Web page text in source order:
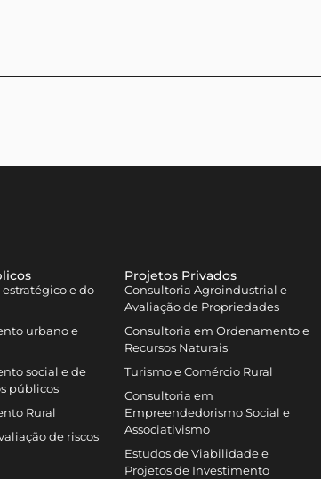
e do
urbano e
social e de
públicos
Rural
de riscos
Projetos Privados
Consultoria Agroindustrial e
Avaliação de Propriedades
Consultoria em Ordenamento e
Recursos Naturais
Turismo e Comércio Rural
Consultoria em
Empreendedorismo Social e
Associativismo
Estudos de Viabilidade e
Projetos de Investimento